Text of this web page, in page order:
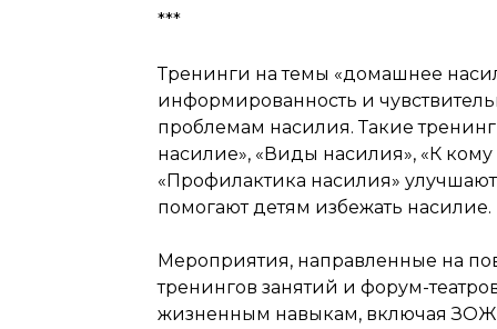
***
Тренинги на темы «домашнее
информированность и
проблемам насилия. Такие
насилие», «Виды насилия», «К кому
«Профилактика насилия»
помогают детям избежать насилие.
Мероприятия, направленные на
тренингов занятий и форум-
жизненным навыкам, включая